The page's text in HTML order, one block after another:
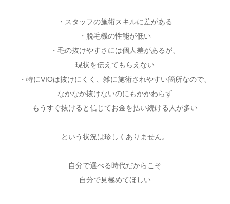
・スタッフの施術スキルに差がある
・脱毛機の性能が低い
・毛の抜けやすさには個人差があるが、
現状を伝えてもらえない
・特にVIOは抜けにくく、雑に施術されやすい箇所なので、
なかなか抜けないのにもかかわらず
もうすぐ抜けると信じてお金を払い続ける人が多い
という状況は珍しくありません。
自分で選べる時代だからこそ
自分で見極めてほしい